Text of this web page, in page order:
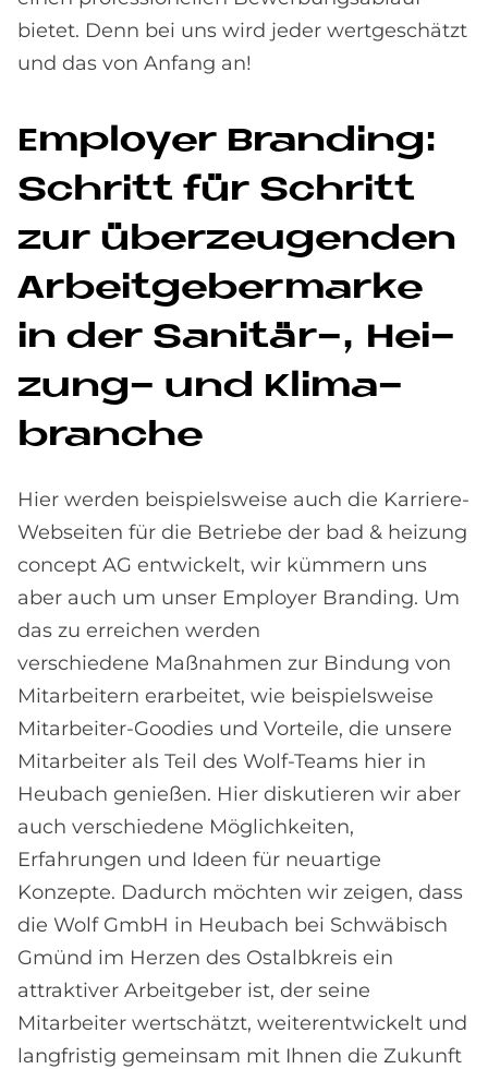
bietet. Denn bei uns wird jeder wertgeschätzt
und das von Anfang an!
Em­ploy­er Bran­ding:
Schritt für Schritt
zur über­zeu­gen­den
Ar­beit­ge­ber­mar­ke
in der Sa­ni­tär-, Hei­
zung- und Kli­ma­
bran­che
Hier werden beispielsweise auch die Karriere-
Webseiten für die Betriebe der bad & heizung
concept AG entwickelt, wir kümmern uns
aber auch um unser Employer Branding. Um
das zu erreichen werden
verschiedene Maßnahmen zur Bindung von
Mitarbeitern erarbeitet, wie beispielsweise
Mitarbeiter-Goodies und Vorteile, die unsere
Mitarbeiter als Teil des Wolf-Teams hier in
Heubach genießen. Hier diskutieren wir aber
auch verschiedene Möglichkeiten,
Erfahrungen und Ideen für neuartige
Konzepte. Dadurch möchten wir zeigen, dass
die Wolf GmbH in Heubach bei Schwäbisch
Gmünd im Herzen des Ostalbkreis ein
attraktiver Arbeitgeber ist, der seine
Mitarbeiter wertschätzt, weiterentwickelt und
langfristig gemeinsam mit Ihnen die Zukunft